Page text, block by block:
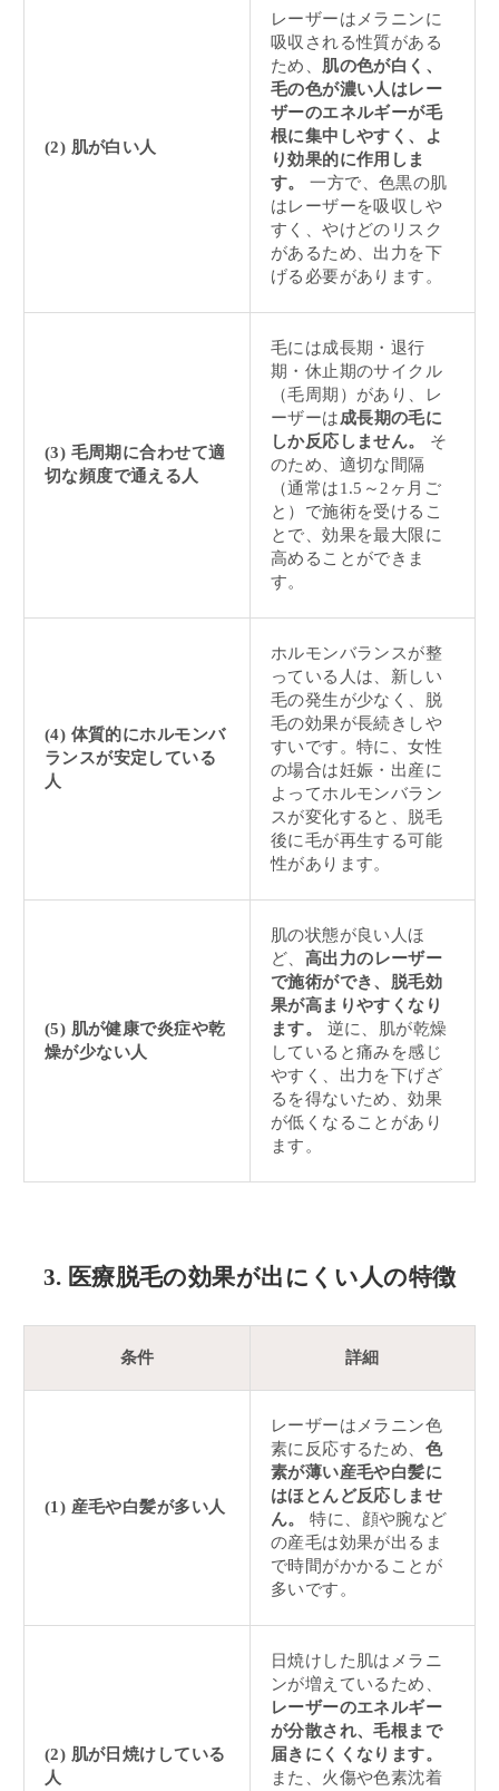
(2) 肌が白い人
レーザーはメラニンに
吸収される性質がある
ため、 肌の色が白く、
毛の色が濃い人はレー
ザーのエネルギーが毛
根に集中しやすく、よ
り効果的に作用しま
す。
一方で、色黒の肌
はレーザーを吸収しや
すく、やけどのリスク
があるため、出力を下
げる必要があります。
(3) 毛周期に合わせて適
切な頻度で通える人
毛には成長期・退行
期・休止期のサイクル
（毛周期）があり、レ
ーザーは成長期の毛に
しか反応しません。
そ
のため、適切な間隔
（通常は1.5～2ヶ月ご
と）で施術を受けるこ
とで、効果を最大限に
高めることができま
す。
(4) 体質的にホルモンバ
ランスが安定している
人
ホルモンバランスが整
っている人は、新しい
毛の発生が少なく、脱
毛の効果が長続きしや
すいです。特に、女性
の場合は妊娠・出産に
よってホルモンバラン
スが変化すると、脱毛
後に毛が再生する可能
性があります。
(5) 肌が健康で炎症や乾
燥が少ない人
肌の状態が良い人ほ
ど、 高出力のレーザー
で施術ができ、脱毛効
果が高まりやすくなり
ます。
逆に、肌が乾燥
していると痛みを感じ
やすく、出力を下げざ
るを得ないため、効果
が低くなることがあり
ます。
3. 医療脱毛の効果が出にくい人の特徴
条件 詳細
(1) 産毛や白髪が多い人
レーザーはメラニン色
素に反応するため、 色
素が薄い産毛や白髪に
はほとんど反応しませ
ん。
特に、顔や腕など
の産毛は効果が出るま
で時間がかかることが
多いです。
(2) 肌が日焼けしている
人
日焼けした肌はメラニ
ンが増えているため、
レーザーのエネルギー
が分散され、毛根まで
届きにくくなります。
また、火傷や色素沈着